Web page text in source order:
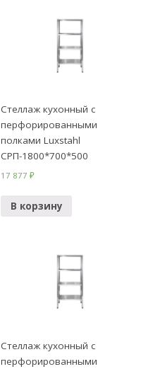
Стеллаж кухонный с
перфорированными
полками Luxstahl
СРП-1800*700*500
17 877₽
В корзину
Стеллаж кухонный с
перфорированными